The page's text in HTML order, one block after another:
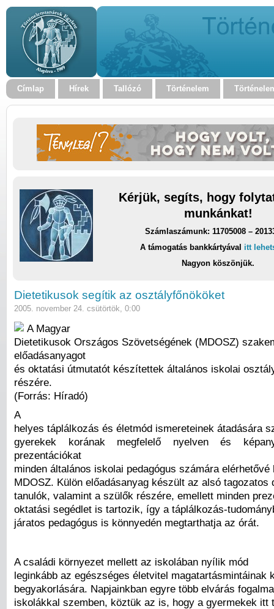
Címlap Hírek Tallózó Történelem
Kérjük, segíts, hogy
munkánkat!
Számlaszámunk: 11705008 –
A támogatás bankkártyával itt
Nagyon köszönjük.
Dietetikusok segítik az osztályfőnököket
2005. november 24. csütörtök, 0:00
A Magyar
Dietetikusok Országos Szövetségének (MDOSZ)
előadásanyagot
és oktatási útmutatót készítettek általános iskolai
részére.
(Forrás: Híradó)
A
helyes táplálkozás és életmód ismereteinek átadására
gyerekek korának megfelelő nyelven és
prezentációkat
minden általános iskolai pedagógus számára
MDOSZ. Külön előadásanyag készült az alsó tagozatos
tanulók, valamint a szülők részére, emellett minden
oktatási segédlet is tartozik, így a táplálkozás-
járatos pedagógus is könnyedén megtarthatja az órát.
A családi környezet mellett az iskolában nyílik mód
leginkább az egészséges életvitel magatartásmintáinak
begyakorlására. Napjainkban egyre több elvárás
iskolákkal szemben, köztük az is, hogy a gyermekek itt